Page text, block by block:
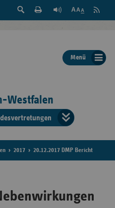
Suche
der
Seite
Feed
Menü
Westfalen
der
2017 20.12.2017 DMP Bericht